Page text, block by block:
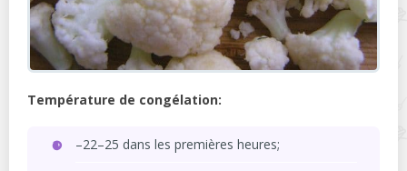
Température de congélation:
–22–25 dans les premières heures;